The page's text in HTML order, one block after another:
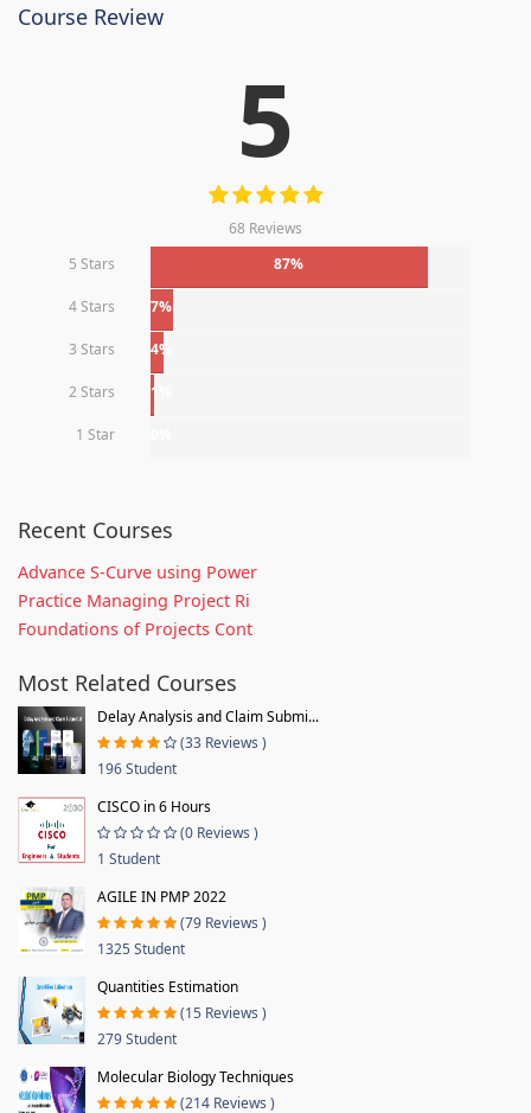
Course Review
5
68 Reviews
5 Stars
87%
4 Stars 7%
3 Stars 4%
2 Stars 1%
1 Star
Recent Courses
Advance S-Curve using Power
Practice Managing Project Ri
Foundations of Projects Cont
Most Related Courses
Delay Analysis and Claim Submi...
(33 Reviews )
196 Student
CISCO in 6 Hours
(0 Reviews )
1 Student
AGILE IN PMP 2022
(79 Reviews )
1325 Student
Quantities Estimation
(15 Reviews )
279 Student
Molecular Biology Techniques
(214 Reviews )